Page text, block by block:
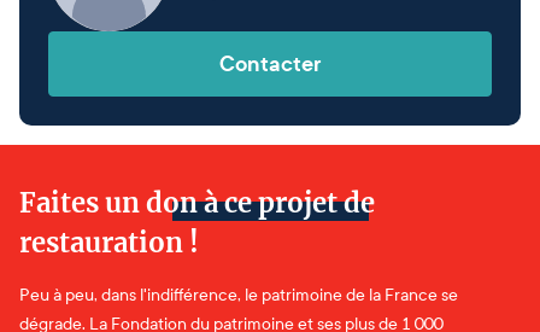
Contacter
Faites un don à ce projet de
restauration !
Peu à peu, dans l'indifférence, le patrimoine de la France se
dégrade. La Fondation du patrimoine et ses plus de 1 000